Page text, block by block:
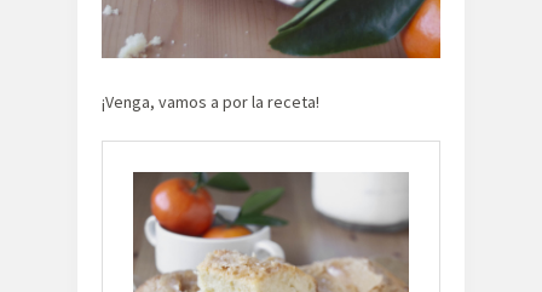
¡Venga, vamos a por la receta!